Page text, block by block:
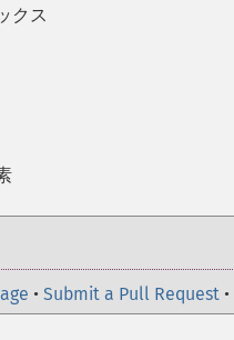
クス
• Submit a Pull Request •